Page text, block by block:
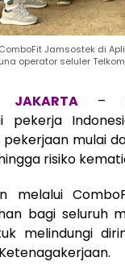
Jamsostek di
operator seluler
JAKARTA –
pekerja
mulai
risiko
melalui
bagi seluruh
melindungi